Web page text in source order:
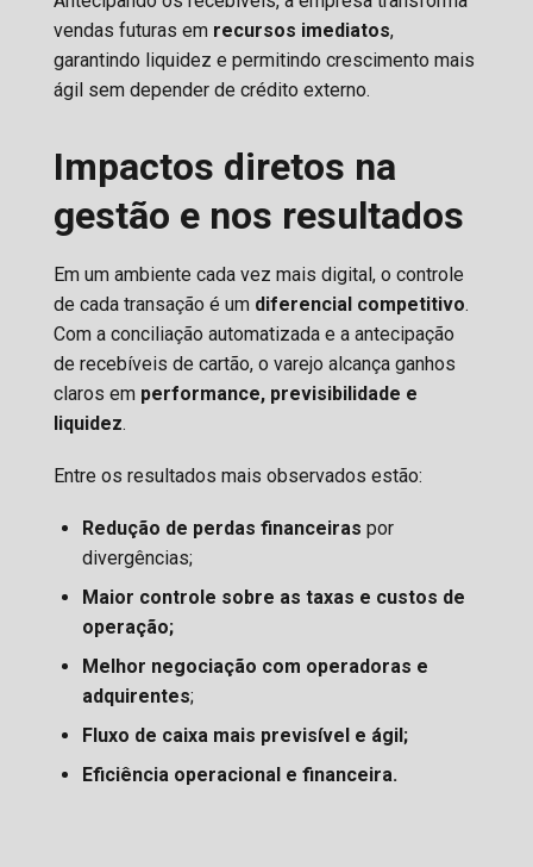
vendas futuras em recursos imediatos,
garantindo liquidez e permitindo crescimento mais
ágil sem depender de crédito externo.
Impactos diretos na
gestão e nos resultados
Em um ambiente cada vez mais digital, o controle
de cada transação é um diferencial competitivo.
Com a conciliação automatizada e a antecipação
de recebíveis de cartão, o varejo alcança ganhos
claros em performance, previsibilidade e
liquidez.
Entre os resultados mais observados estão:
Redução de perdas financeiras por
divergências;
Maior controle sobre as taxas e custos de
operação;
Melhor negociação com operadoras e
adquirentes;
Fluxo de caixa mais previsível e ágil;
Eficiência operacional e financeira.